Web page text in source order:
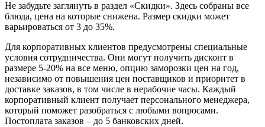
Не забудьте заглянуть в раздел «Скидки». Здесь собраны все
блюда, цена на которые снижена. Размер скидки может
варьироваться от 3 до 35%.
Для корпоративных клиентов предусмотрены специальные
условия сотрудничества. Они могут получить дисконт в
размере 5-20% на все меню, опцию заморозки цен на год,
независимо от повышения цен поставщиков и приоритет в
доставке заказов, в том числе в нерабочие часы. Каждый
корпоративный клиент получает персонального менеджера,
который поможет разобраться с любыми вопросами.
Постоплата заказов – до 5 банковских дней.